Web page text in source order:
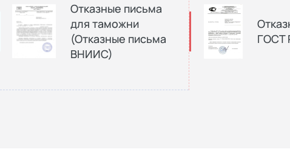
Отказные письма
для таможни
(Отказные письма
ВНИИС)
ГОСТ